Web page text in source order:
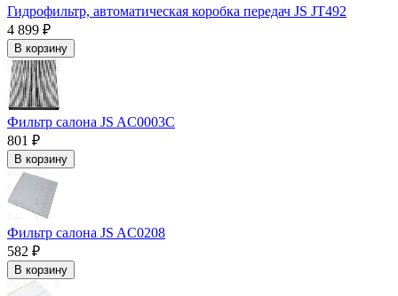
Гидрофильтр, автоматическая коробка передач JS JT492
4 899 ₽
В корзину
Фильтр салона JS AC0003C
801 ₽
В корзину
Фильтр салона JS AC0208
582 ₽
В корзину